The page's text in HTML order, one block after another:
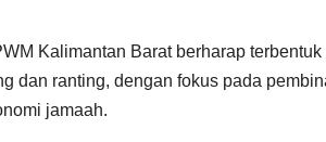
Kalimantan Barat berharap
dan ranting, dengan fokus pada
jamaah.